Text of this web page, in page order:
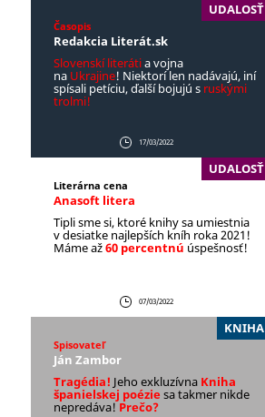
UDALOSŤ
Časopis
Redakcia Literát.sk
Slovenskí literátia vojna
na Ukrajine! Niektorí len nadávajú, iní
spísali petíciu, ďalší bojujú s ruskými
trolmi!
17/03/2022
UDALOSŤ
Literárna cena
Anasoft litera
Tipli sme si, ktoré knihy sa umiestnia
v desiatke najlepších kníh roka 2021!
Máme až60 percentnú úspešnosť!
07/03/2022
KNIHA
Spisovateľ
Ján Zambor
Tragédia! Jeho exkluzívna Kniha
španielskej poézie sa takmer nikde
nepredáva!Prečo?